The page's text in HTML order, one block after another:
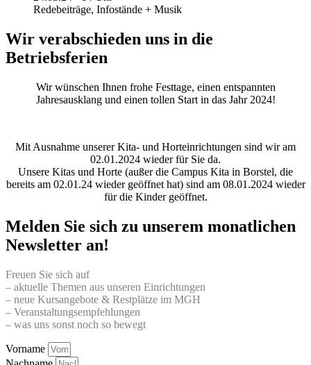
Redebeiträge, Infostände + Musik
Wir verabschieden uns in die
Betriebsferien
Wir wünschen Ihnen frohe Festtage, einen entspannten
Jahresausklang und einen tollen Start in das Jahr 2024!
Mit Ausnahme unserer Kita- und Horteinrichtungen sind wir am
02.01.2024 wieder für Sie da.
Unsere Kitas und Horte (außer die Campus Kita in Borstel, die
bereits am 02.01.24 wieder geöffnet hat) sind am 08.01.2024 wieder
für die Kinder geöffnet.
Melden Sie sich zu unserem monatlichen
Newsletter an!
Freuen Sie sich auf
– aktuelle Themen aus unseren Einrichtungen
– neue Kursangebote & Restplätze im MGH
– Veranstaltungsempfehlungen
– was uns sonst noch so bewegt
Vorname